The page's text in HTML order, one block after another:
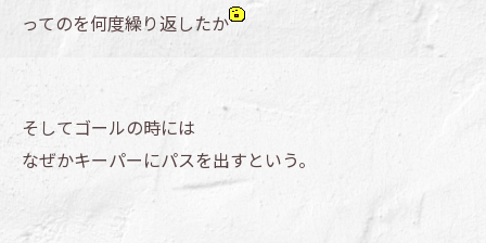
ってのを何度繰り返したか
そしてゴールの時には
なぜかキーパーにパスを出すという。